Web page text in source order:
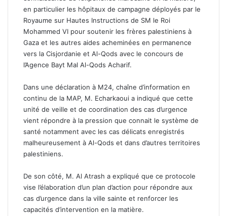
en particulier les hôpitaux de campagne déployés par le
Royaume sur Hautes Instructions de SM le Roi
Mohammed VI pour soutenir les frères palestiniens à
Gaza et les autres aides acheminées en permanence
vers la Cisjordanie et Al-Qods avec le concours de
l’Agence Bayt Mal Al-Qods Acharif.
Dans une déclaration à M24, chaîne d’information en
continu de la MAP, M. Echarkaoui a indiqué que cette
unité de veille et de coordination des cas d’urgence
vient répondre à la pression que connait le système de
santé notamment avec les cas délicats enregistrés
malheureusement à Al-Qods et dans d’autres territoires
palestiniens.
De son côté, M. Al Atrash a expliqué que ce protocole
vise l’élaboration d’un plan d’action pour répondre aux
cas d’urgence dans la ville sainte et renforcer les
capacités d’intervention en la matière.